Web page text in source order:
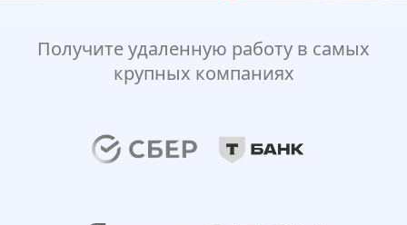
Получите удаленную работу в самых
крупных компаниях